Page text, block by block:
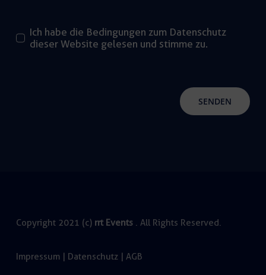
Ich habe die Bedingungen zum Datenschutz
dieser Website gelesen und stimme zu.
SENDEN
Copyright 2021 (c) rrt Events . All Rights Reserved.
Impressum| Datenschutz| AGB